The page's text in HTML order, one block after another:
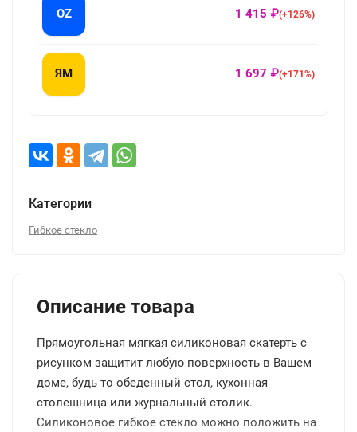
OZ 1 415 ₽(+126%)
ЯМ 1 697 ₽(+171%)
Категории
Гибкое стекло
Описание товара
Прямоугольная мягкая силиконовая скатерть с
рисунком защитит любую поверхность в Вашем
доме, будь то обеденный стол, кухонная
столешница или журнальный столик.
Силиконовое гибкое стекло можно положить на